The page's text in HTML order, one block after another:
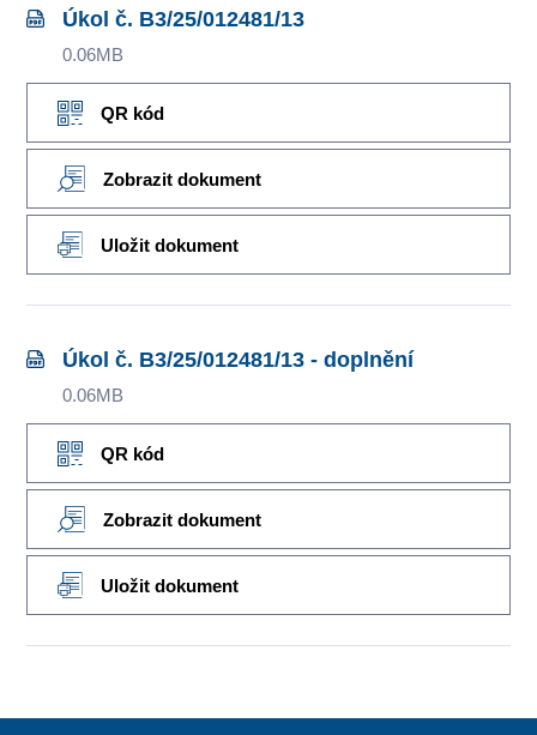
Úkol č. B3/25/012481/13
0.06MB
QR kód
Zobrazit dokument
Uložit dokument
Úkol č. B3/25/012481/13 - doplnění
0.06MB
QR kód
Zobrazit dokument
Uložit dokument